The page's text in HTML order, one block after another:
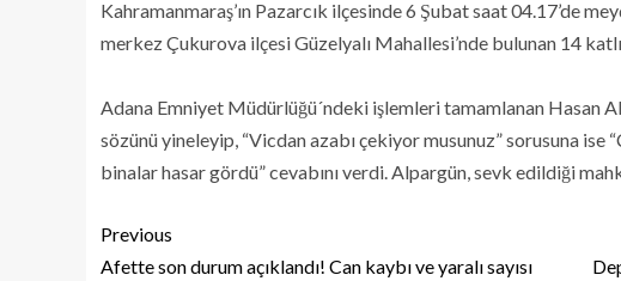
Kahramanmaraş’ın Pazarcık ilçesinde 6 Şubat saat 04.17’de
merkez Çukurova ilçesi Güzelyalı Mahallesi’nde bulunan 14
Adana Emniyet Müdürlüğü´ndeki işlemleri tamamlanan Hasan
sözünü yineleyip, “Vicdan azabı çekiyor musunuz” sorusuna
binalar hasar gördü” cevabını verdi. Alpargün, sevk edildiği
Previous
Afette son durum açıklandı! Can kaybı ve yaralı sayısı